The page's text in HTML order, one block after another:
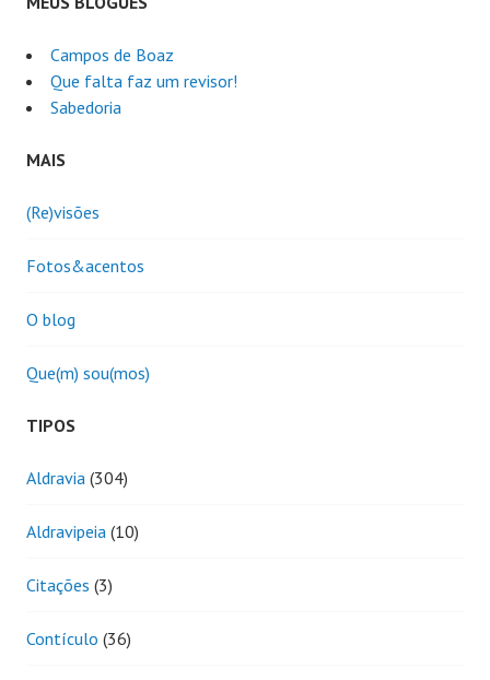
Campos de Boaz
Que falta faz um revisor!
Sabedoria
MAIS
(Re)visões
Fotos&acentos
O blog
Que(m) sou(mos)
TIPOS
Aldravia (304)
Aldravipeia (10)
Citações (3)
Contículo (36)